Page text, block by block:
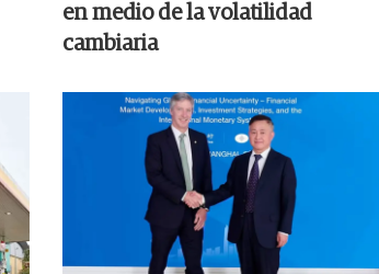
en medio de la volatilidad
cambiaria